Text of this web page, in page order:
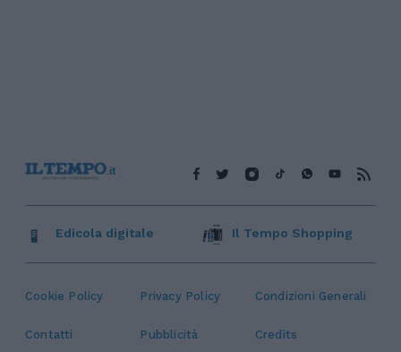
Cookie Policy Privacy Policy Condizioni Generali
Contatti Pubblicità Credits
Edicola digitale Il Tempo Shopping